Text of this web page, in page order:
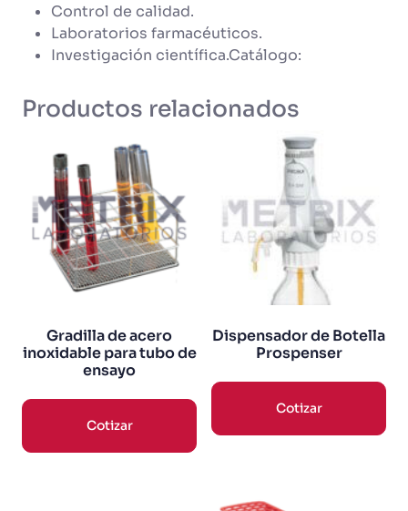
Control de calidad.
Laboratorios farmacéuticos.
Investigación científica.Catálogo:
Productos relacionados
Gradilla de acero
inoxidable para tubo de
ensayo
Cotizar
Dispensador de Botella
Prospenser
Cotizar